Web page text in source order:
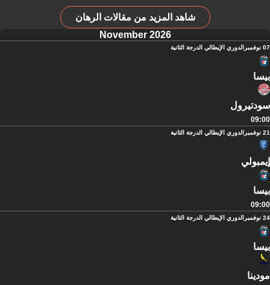
شاهد المزيد من مقالات الرهان
November 2026
07 نوفمبر الدوري الإيطالي الدرجة الثانية
بيسا
سودتيرول
09:00
21 نوفمبر الدوري الإيطالي الدرجة الثانية
إيمبولي
بيسا
09:00
24 نوفمبر الدوري الإيطالي الدرجة الثانية
بيسا
مودينا